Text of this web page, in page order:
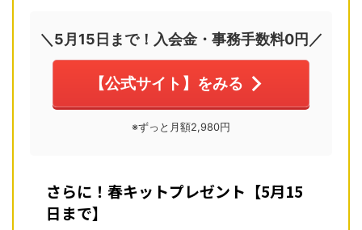
＼5月15日まで！入会金・事務手数料0円／
【公式サイト】をみる
※ずっと月額2,980円
さらに！春キットプレゼント【5月15
日まで】